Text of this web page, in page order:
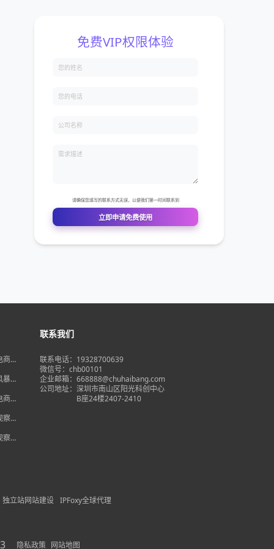
大
】
字
新
突
】
主流
】
联系我们
联系电话：19328700639
微信号：chb00101
企业邮箱：668888@chuhaibang.com
公司地址： 深圳市南山区阳光科创中心
B座24楼2407-2410
独立站网站建设 IPFoxy全球代理
隐私政策 网站地图